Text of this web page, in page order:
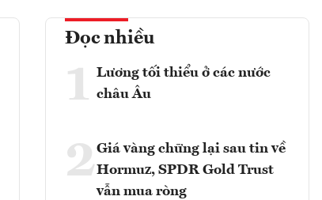
Đọc nhiều
1 Lương tối thiểu ở các nước
châu Âu
2Giá vàng chững lại sau tin về
Hormuz, SPDR Gold Trust
vẫn mua ròng